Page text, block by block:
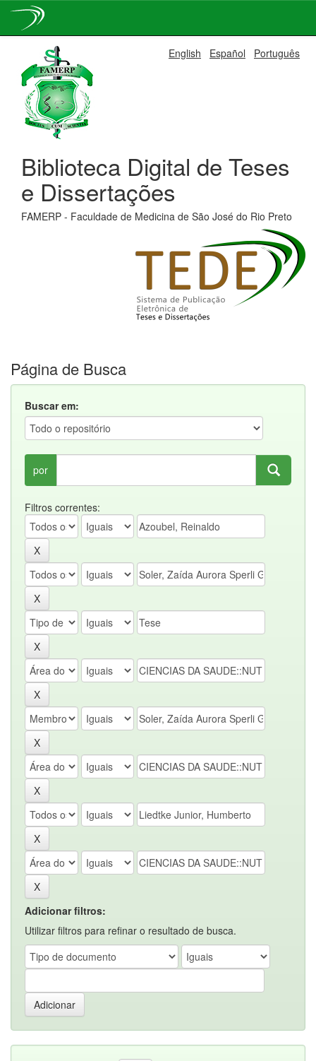
navigation
English Español Português
Biblioteca Digital de Teses
e Dissertações
FAMERP - Faculdade de Medicina de São José do Rio Preto
Página de Busca
Buscar em:
por
Filtros correntes:
Adicionar filtros:
Utilizar filtros para refinar o resultado de busca.